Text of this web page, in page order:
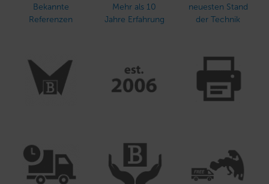
Bekannte
Referenzen
Mehr als 10
Jahre Erfahrung
neuesten Stand
der Technik